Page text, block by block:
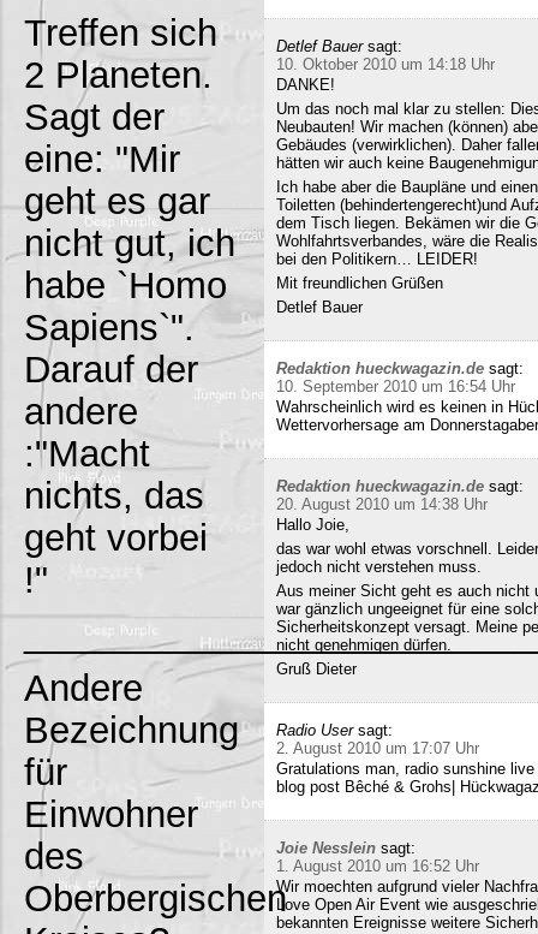
Treffen sich
2 Planeten.
Sagt der
eine: "Mir
geht es gar
nicht gut, ich
habe `Homo
Sapiens`".
Darauf der
andere
:"Macht
nichts, das
geht vorbei
!"
Andere
Bezeichnung
für
Einwohner
des
Oberbergischen
Detlef Bauer sagt:
10. Oktober 2010 um 14:18 Uhr
DANKE!
Um das noch mal klar zu stellen:
Neubauten! Wir machen (können)
Gebäudes (verwirklichen). Daher
hätten wir auch keine
Ich habe aber die Baupläne und
Toiletten (behindertengerecht)und
dem Tisch liegen. Bekämen wir die
Wohlfahrtsverbandes, wäre die
bei den Politikern… LEIDER!
Mit freundlichen Grüßen
Detlef Bauer
Redaktion hueckwagazin.de sagt:
10. September 2010 um 16:54 Uhr
Wahrscheinlich wird es keinen in
Wettervorhersage am
Redaktion hueckwagazin.de sagt:
20. August 2010 um 14:38 Uhr
Hallo Joie,
das war wohl etwas vorschnell.
jedoch nicht verstehen muss.
Aus meiner Sicht geht es auch nicht
war gänzlich ungeeignet für eine
Sicherheitskonzept versagt. Meine
nicht genehmigen dürfen.
Gruß Dieter
Radio User sagt:
2. August 2010 um 17:07 Uhr
Gratulations man, radio sunshine
blog post Bêché & Grohs|
Joie Nesslein sagt:
1. August 2010 um 16:52 Uhr
Wir moechten aufgrund vieler
Love Open Air Event wie
bekannten Ereignisse weitere